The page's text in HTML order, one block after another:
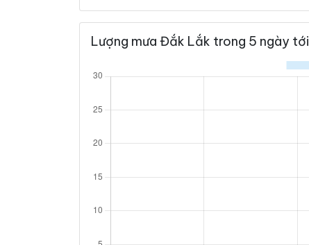
Lượng mưa Đắk Lắk trong 5 ngày tới